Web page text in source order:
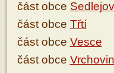
část obce
část obce Třtí
část obce Vesce
část obce